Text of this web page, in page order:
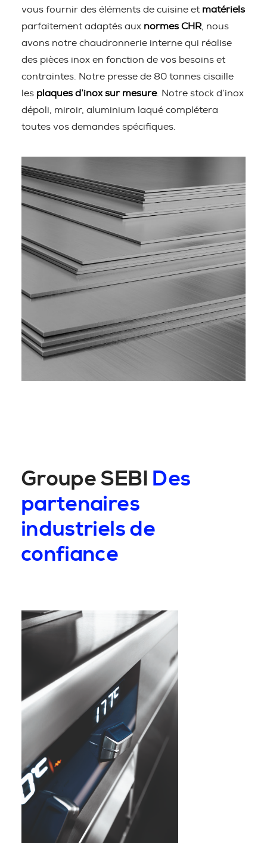
vous fournir des éléments de cuisine et matériels
parfaitement adaptés aux normes CHR , nous
avons notre chaudronnerie interne qui réalise
des pièces inox en fonction de vos besoins et
contraintes. Notre presse de 80 tonnes cisaille
les plaques d’inox sur mesure. Notre stock d’inox
dépoli, miroir, aluminium laqué complétera
toutes vos demandes spécifiques.
Groupe SEBI Des
partenaires
industriels de
confiance